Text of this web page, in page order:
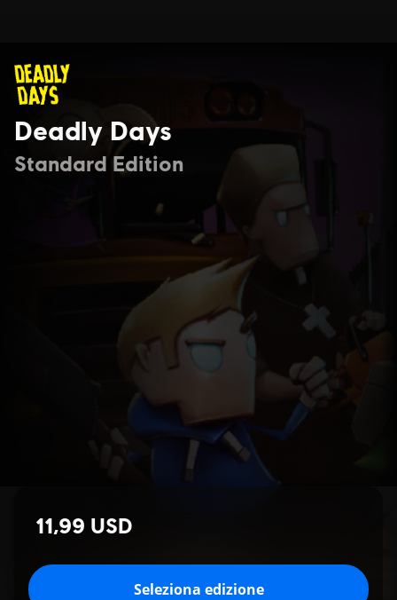
Deadly Days
Standard Edition
11,99 USD
Seleziona edizione